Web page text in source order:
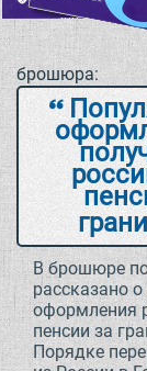
брошюра:
В брошюре
рассказано
оформления
пенсии за
Порядке